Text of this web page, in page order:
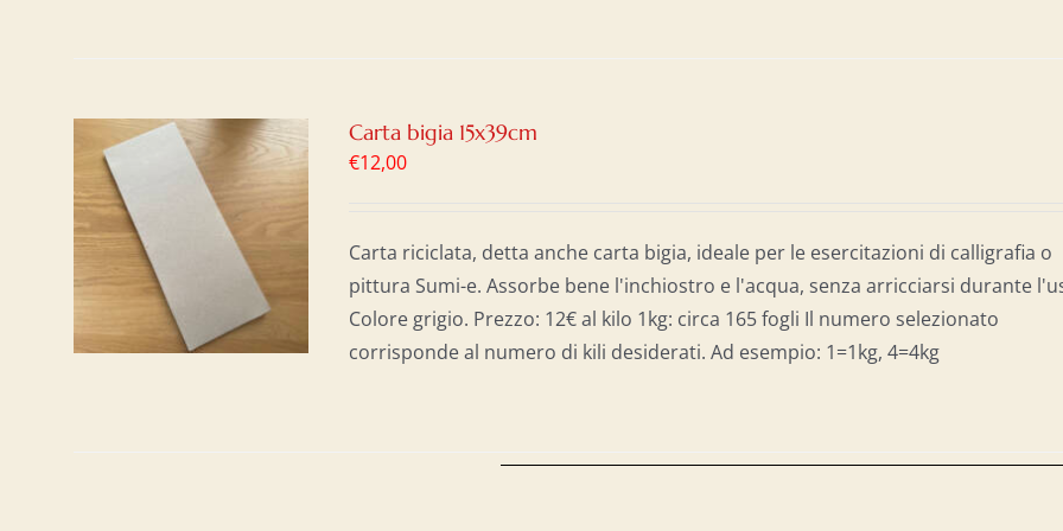
Carta bigia 15x39cm
€12,00
Carta riciclata, detta anche carta bigia, ideale per le esercitazioni di calligrafia o
pittura Sumi-e. Assorbe bene l'inchiostro e l'acqua, senza arricciarsi durante
Colore grigio. Prezzo: 12€ al kilo 1kg: circa 165 fogli Il numero selezionato
corrisponde al numero di kili desiderati. Ad esempio: 1=1kg, 4=4kg